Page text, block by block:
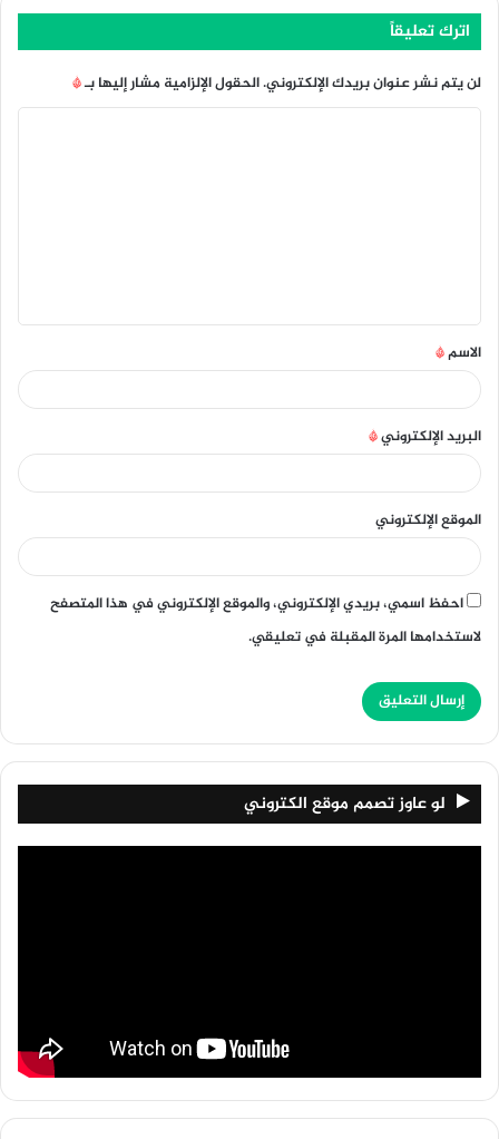
اترك تعليقاً
لن يتم نشر عنوان بريدك الإلكتروني.الحقول الإلزامية مشار إليها بـ*
ق
*
الاسم*
البريد الإلكتروني*
الموقع الإلكتروني
احفظ اسمي، بريدي الإلكتروني، والموقع الإلكتروني في هذا المتصفح
لاستخدامها المرة المقبلة في تعليقي.
لو عاوز تصمم موقع الكتروني